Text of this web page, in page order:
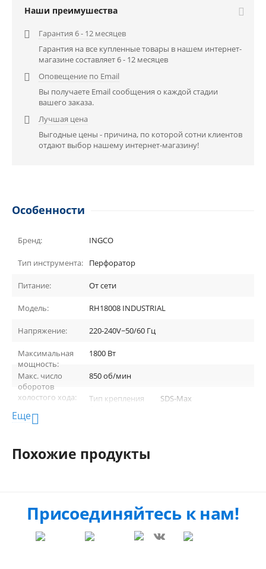
Наши преимушества

Гарантия 6 - 12 месяцев
Гарантия на все купленные товары в нашем интернет-
магазине составляет 6 - 12 месяцев

Оповещение по Email
Вы получаете Email сообщения о каждой стадии
вашего заказа.

Лучшая цена
Выгодные цены - причина, по которой сотни клиентов
отдают выбор нашему интернет-магазину!
Особенности
Бренд: INGCO
Тип инструмента: Перфоратор
Питание: От сети
Модель: RH18008 INDUSTRIAL
Напряжение: 220-240V~50/60 Гц
Максимальная
мощность:
1800 Вт
Макс. число
оборотов
холостого хода:
850 об/мин
Тип крепления
SDS-Max
Максимальная
Еще
Похожие продукты
Присоединяйтесь к нам!